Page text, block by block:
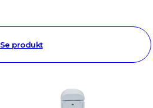
Se produkt